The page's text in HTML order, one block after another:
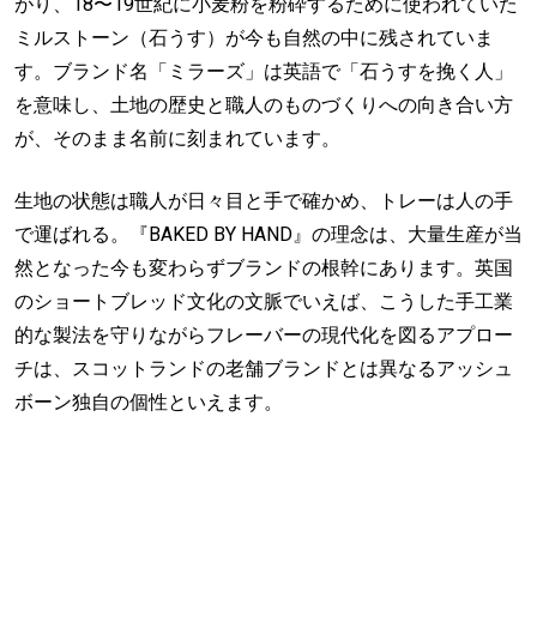
ミルストーン（石うす）が今も自然の中に残されていま
す。ブランド名「ミラーズ」は英語で「石うすを挽く人」
を意味し、土地の歴史と職人のものづくりへの向き合い方
が、そのまま名前に刻まれています。
生地の状態は職人が日々目と手で確かめ、トレーは人の手
で運ばれる。『BAKED BY HAND』の理念は、大量生産が当
然となった今も変わらずブランドの根幹にあります。英国
のショートブレッド文化の文脈でいえば、こうした手工業
的な製法を守りながらフレーバーの現代化を図るアプロー
チは、スコットランドの老舗ブランドとは異なるアッシュ
ボーン独自の個性といえます。